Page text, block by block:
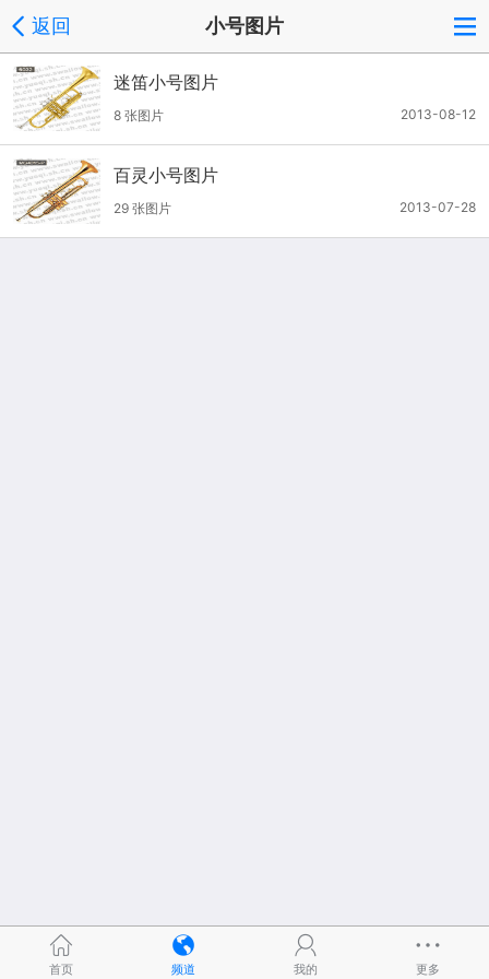
返回 小号图片
迷笛小号图片
2013-08-12
8 张图片
百灵小号图片
2013-07-28
29 张图片
首页 频道 我的 更多